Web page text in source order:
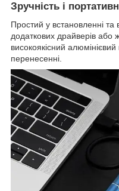
Зручність і
Простий у встановленні та
додаткових драйверів або
високоякісний
перенесенні.